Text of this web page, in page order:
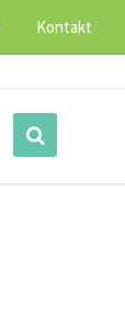
Kontakt